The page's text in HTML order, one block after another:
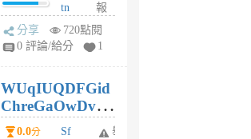
tn
jt
gl
個
月
前
報
分享
720點閱
0 評論/給分
1
WUqIUQDFGid
ChreGaOwDv
dY0.0分
Sf
舉